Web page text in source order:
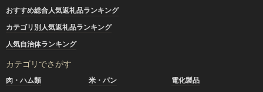
おすすめ総合人気返礼品ランキング
カテゴリ別人気返礼品ランキング
人気自治体ランキング
カテゴリでさがす
肉・ハム類 米・パン
電化製品